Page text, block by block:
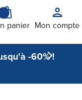
panier Mon compte
-60% !